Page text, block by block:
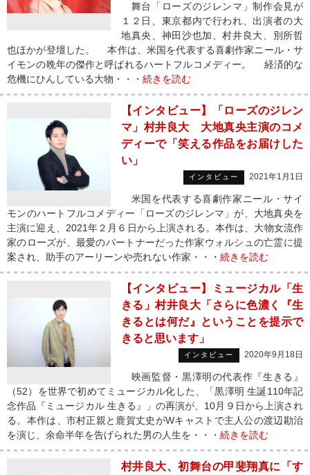
舞台「ローズのジレンマ」制作会見が
１２日、東京都内で行われ、出演者の大
地真央、神田沙也加、村井良大、別所哲
也ほかが登壇した。 本作は、米国を代表する喜劇作家ニール・サ
イモンの晩年の傑作と呼ばれるハートフルコメディー。 経済的な
危機にひんしている大物・・・ 続きを読む
【インタビュー】「ローズのジレン
マ」村井良大 大地真央主演のコメ
ディーで「笑える作品をお届けした
い」
インタビュー 2021年1月1日
米国を代表する喜劇作家ニール・サイ
モンのハートフルコメディー「ローズのジレンマ」が、大地真央を
主演に迎え、2021年２月６日から上演される。本作は、大物女流作
家のローズが、最愛のパートナーだった作家ウォルシュの亡霊に提
案され、助手のアーリーンや売れない作家・・・ 続きを読む
【インタビュー】ミュージカル「生
きる」村井良大「さらに色濃く『生
きるとは何だ』ということを提示で
きると思います」
インタビュー 2020年9月18日
映画監督・黒澤明の代表作『生きる』
（52）を世界で初めてミュージカル化した、「黒澤明 生誕110年記
念作品『ミュージカル 生きる』」の再演が、10月９日から上演され
る。本作は、市村正親と鹿賀丈史がWキャストで主人公の渡辺勘治
を演じ、余命半年を告げられた男の人生を・・・ 続きを読む
村井良大、初舞台の甲斐翔真に「す